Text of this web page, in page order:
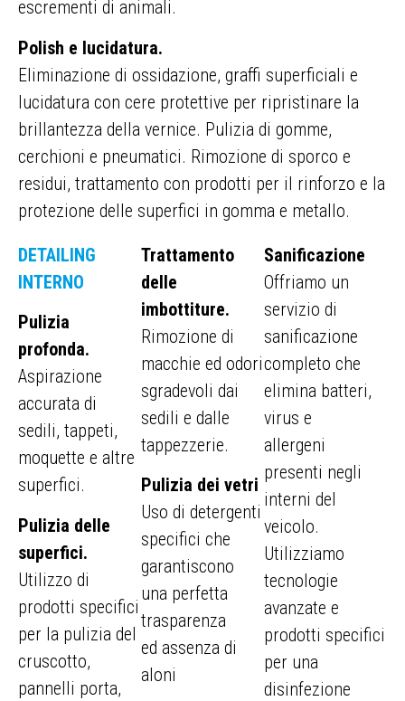
escrementi di animali.
Polish e lucidatura.
Eliminazione di ossidazione, graffi superficiali e
lucidatura con cere protettive per ripristinare la
brillantezza della vernice. Pulizia di gomme,
cerchioni e pneumatici. Rimozione di sporco e
residui, trattamento con prodotti per il rinforzo e la
protezione delle superfici in gomma e metallo.
DETAILING
INTERNO
Pulizia
profonda.
Aspirazione
accurata di
sedili, tappeti,
moquette e altre
superfici.
Pulizia delle
superfici.
Utilizzo di
prodotti specifici
per la pulizia del
cruscotto,
pannelli porta,
Trattamento
delle
imbottiture.
Rimozione di
macchie ed odori
sgradevoli dai
sedili e dalle
tappezzerie.
Pulizia dei vetri
Uso di detergenti
specifici che
garantiscono
una perfetta
trasparenza
ed assenza di
aloni
Sanificazione
Offriamo un
servizio di
sanificazione
completo che
elimina batteri,
virus e
allergeni
presenti negli
interni del
veicolo.
Utilizziamo
tecnologie
avanzate e
prodotti specifici
per una
disinfezione